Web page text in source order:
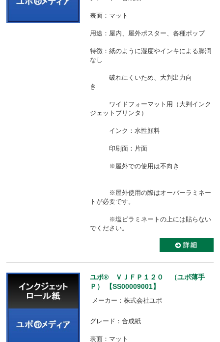
表面：マット
用途：屋内、屋外ポスター、各種ポップ
特徴：紙のように湿度やインキによる膨潤
なし
破れにくいため、大判出力向
き
ワイドフォーマット用（大判インク
ジェットプリンタ）
インク：水性顔料
印刷面：片面
※屋外での使用は不向き
※屋外使用の際はオーバーラミネー
トが必要です。
※塩ビラミネートの上には貼らない
でください。
ユポ® ＶＪＦＰ１２０ （ユポ薄手
Ｐ） 【SS00009001】
メーカー：株式会社ユポ
グレード：合成紙
表面：マット